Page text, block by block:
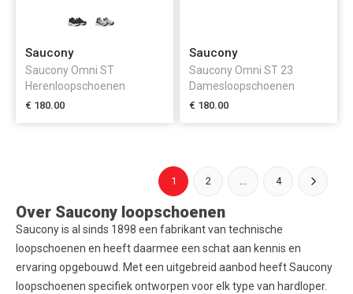
Saucony
Saucony Omni ST
Herenloopschoenen
€ 180.00
Saucony
Saucony Omni ST 23
Damesloopschoenen
€ 180.00
1 2 ... 4
Over Saucony loopschoenen
Saucony is al sinds 1898 een fabrikant van technische
loopschoenen en heeft daarmee een schat aan kennis en
ervaring opgebouwd. Met een uitgebreid aanbod heeft Saucony
loopschoenen specifiek ontworpen voor elk type van hardloper.